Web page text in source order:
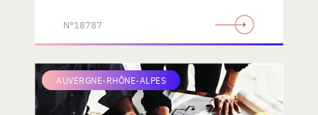
N°18787
AUVERGNE-RHÔNE-ALPES